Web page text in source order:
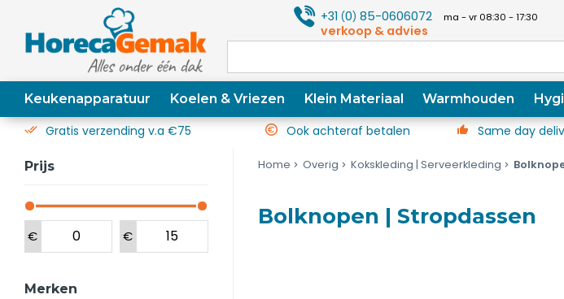
+31(0) 85-0606072 ma - vr 08:30 - 17:30
verkoop & advies
Keukenapparatuur Koelen & Vriezen Klein Materiaal Warmhouden
Gratis verzending v.a €75 Ook achteraf betalen Same day
Prijs
€ €
Merken
Home Overig Kokskleding | Serveerkleding
Bolknopen | Stropdassen